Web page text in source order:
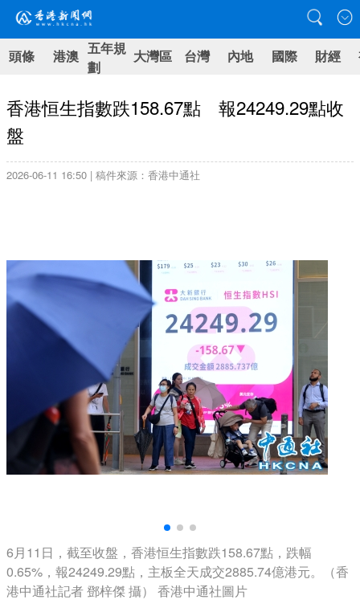
頭條 港澳 五年規
劃
大灣區 台灣 內地 國際 財經
香港恒生指數跌158.67點 報24249.29點收
盤
2026-06-11 16:50 | 稿件來源：香港中通社
6月11日，截至收盤，香港恒生指數跌158.67點，跌幅
0.65%，報24249.29點，主板全天成交2885.74億港元。（香
港中通社記者 鄧梓傑 攝） 香港中通社圖片